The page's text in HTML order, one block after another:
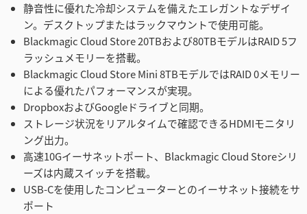
静音性に優れた冷却システムを備えたエレガントなデザイ
ン。デスクトップまたはラックマウントで使用可能。
Blackmagic Cloud Store 20TBおよび80TBモデルはRAID 5フ
ラッシュメモリーを搭載。
Blackmagic Cloud Store Mini 8TBモデルではRAID 0メモリー
による優れたパフォーマンスが実現。
DropboxおよびGoogleドライブと同期。
ストレージ状況をリアルタイムで確認できるHDMIモニタリ
ング出力。
高速10Gイーサネットポート、Blackmagic Cloud Storeシリ
ーズは内蔵スイッチを搭載。
USB-Cを使用したコンピューターとのイーサネット接続をサ
ポート